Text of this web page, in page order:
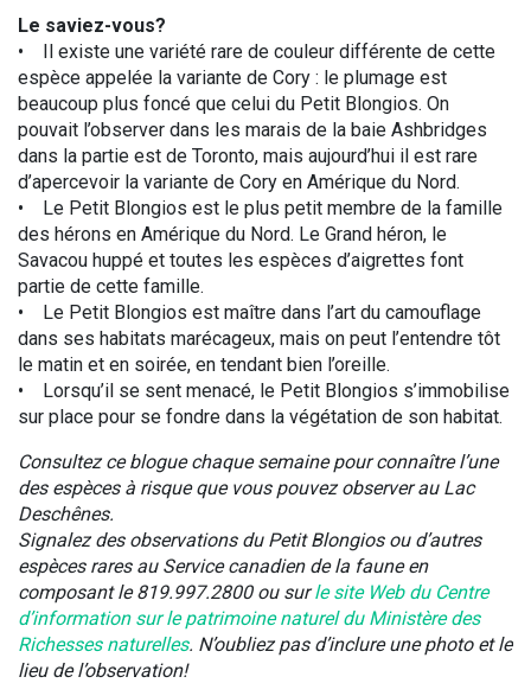
Le saviez-vous?
• Il existe une variété rare de couleur différente de cette
espèce appelée la variante de Cory : le plumage est
beaucoup plus foncé que celui du Petit Blongios. On
pouvait l’observer dans les marais de la baie Ashbridges
dans la partie est de Toronto, mais aujourd’hui il est rare
d’apercevoir la variante de Cory en Amérique du Nord.
• Le Petit Blongios est le plus petit membre de la famille
des hérons en Amérique du Nord. Le Grand héron, le
Savacou huppé et toutes les espèces d’aigrettes font
partie de cette famille.
• Le Petit Blongios est maître dans l’art du camouflage
dans ses habitats marécageux, mais on peut l’entendre tôt
le matin et en soirée, en tendant bien l’oreille.
• Lorsqu’il se sent menacé, le Petit Blongios s’immobilise
sur place pour se fondre dans la végétation de son habitat.
Consultez ce blogue chaque semaine pour connaître l’une
des espèces à risque que vous pouvez observer au Lac
Deschênes.
Signalez des observations du Petit Blongios ou d’autres
espèces rares au Service canadien de la faune en
composant le 819.997.2800 ou surle site Web du Centre
d’information sur le patrimoine naturel du Ministère des
Richesses naturelles. N’oubliez pas d’inclure une photo et le
lieu de l’observation!